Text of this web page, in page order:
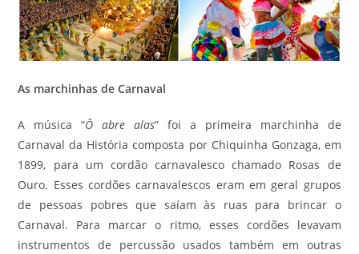
As marchinhas de Carnaval
A música “Ô abre alas” foi a primeira marchinha de
Carnaval da História composta por Chiquinha Gonzaga, em
1899, para um cordão carnavalesco chamado Rosas de
Ouro. Esses cordões carnavalescos eram em geral grupos
de pessoas pobres que saíam às ruas para brincar o
Carnaval. Para marcar o ritmo, esses cordões levavam
instrumentos de percussão usados também em outras